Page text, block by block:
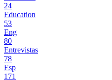
24
Education
53
Eng
80
Entrevistas
78
Esp
171